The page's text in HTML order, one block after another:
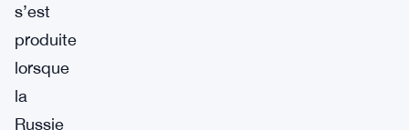
s’est
produite
lorsque
la
Russie